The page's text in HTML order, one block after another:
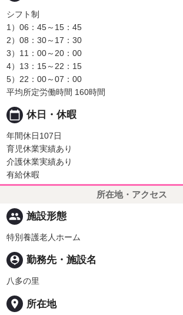
シフト制
1）06：45～15：45
2）08：30～17：30
3）11：00～20：00
4）13：15～22：15
5）22：00～07：00
平均所定労働時間 160時間
calendar_today 休日・休暇
年間休日107日
育児休業実績あり
介護休業実績あり
有給休暇
所在地・アクセス
people 施設形態
特別養護老人ホーム
person_pin 勤務先・施設名
八多の里
place 所在地